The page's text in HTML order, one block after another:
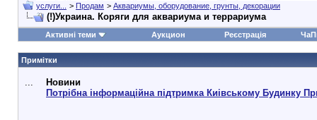
услуги...
> Продам > Аквариумы, оборудование, грунты, декорации
(!)Украина. Коряги для аквариума и террариума
Активні теми Аукцион Реєстрація
Примітки
...
Новини
Потрібна інформаційна підтримка Киівському Будинку